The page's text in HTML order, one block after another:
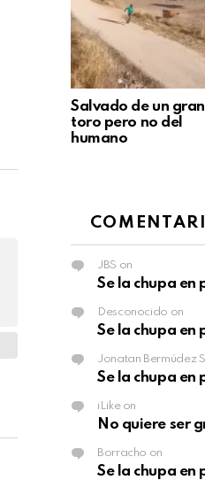
Salvado de un gran
toro pero no del
humano
JBS on
Se la chupa en
Desconocido on
Se la chupa en
Jonatan Bermúdez
Se la chupa en
iLikeon
No quiere ser
Borracho on
Se la chupa en